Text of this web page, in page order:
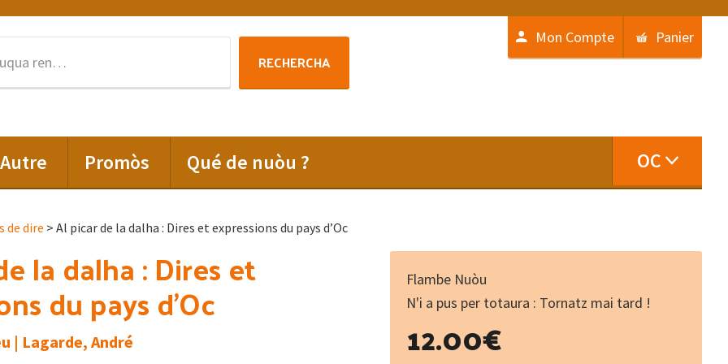
:
RECHERCHA
Mon Compte Panier
Autre Promòs Qué de nuòu ? OC
de dire > Al picar de la dalha : Dires et expressions du pays d’Oc
la dalha : Dires et
du pays d’Oc
| Lagarde, André
Flambe Nuòu
N'i a pus per totaura : Tornatz mai tard !
12.00€